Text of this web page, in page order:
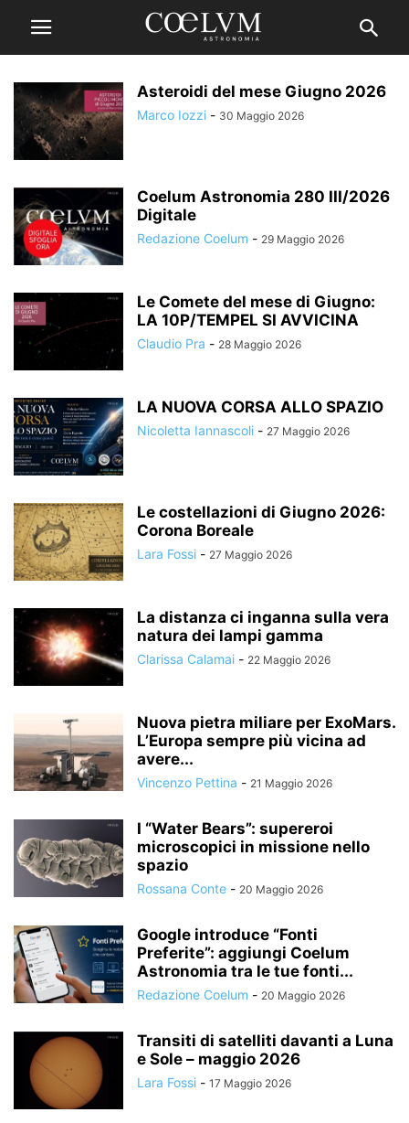
Asteroidi del mese Giugno 2026
Marco Iozzi - 30 Maggio 2026
Coelum Astronomia 280 III/2026
Digitale
Redazione Coelum - 29 Maggio 2026
Le Comete del mese di Giugno:
LA 10P/TEMPEL SI AVVICINA
Claudio Pra - 28 Maggio 2026
LA NUOVA CORSA ALLO SPAZIO
Nicoletta Iannascoli - 27 Maggio 2026
Le costellazioni di Giugno 2026:
Corona Boreale
Lara Fossi - 27 Maggio 2026
La distanza ci inganna sulla vera
natura dei lampi gamma
Clarissa Calamai - 22 Maggio 2026
Nuova pietra miliare per ExoMars.
L’Europa sempre più vicina ad
avere...
Vincenzo Pettina - 21 Maggio 2026
I “Water Bears”: supereroi
microscopici in missione nello
spazio
Rossana Conte - 20 Maggio 2026
Google introduce “Fonti
Preferite”: aggiungi Coelum
Astronomia tra le tue fonti...
Redazione Coelum - 20 Maggio 2026
Transiti di satelliti davanti a Luna
e Sole – maggio 2026
Lara Fossi - 17 Maggio 2026